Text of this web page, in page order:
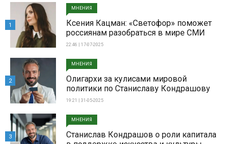
МНЕНИЯ
Ксения Кацман: «Светофор» поможет
россиянам разобраться в мире СМИ
22:46 | 17-07-2025
1
МНЕНИЯ
Олигархи за кулисами мировой
политики по Станиславу Кондрашову
19:21 | 31-05-2025
2
МНЕНИЯ
Станислав Кондрашов о роли капитала
3